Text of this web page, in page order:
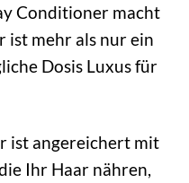
Conditioner macht
ist mehr als nur ein
Dosis Luxus für
ist angereichert mit
Ihr Haar nähren,